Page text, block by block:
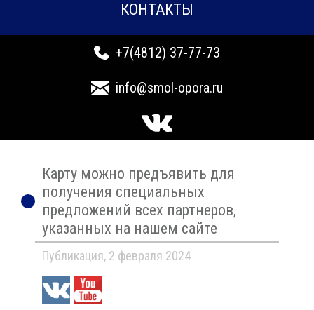
+7(4812) 37-77-73
info@smol-opora.ru
КОНТАКТЫ
Карту можно предъявить для
получения специальных
предложений всех партнеров,
указанных на нашем сайте
Публикация, 2 февраля 2024